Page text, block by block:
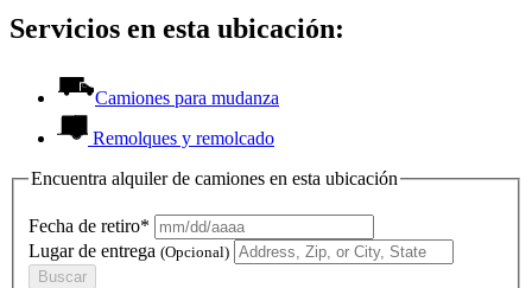
Servicios en esta ubicación:
Camiones para mudanza
Remolques y remolcado
Encuentra alquiler de camiones en esta ubicación
Fecha de retiro*
Lugar de entrega (Opcional)
Buscar